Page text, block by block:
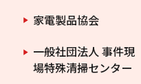
家電製品協会
一般社団法人 事件現
場特殊清掃センター